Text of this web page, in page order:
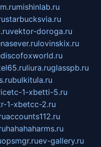
mishinlab.ru
starbucksvia.ru
vektor-doroga.ru
lovinskix.ru
discofoxworld.ru
liura.ruglasspb.ru
bulkitula.ru
1-xbetti-5.ru
1-xbetcc-2.ru
accounts112.ru
hahahaharms.ru
opsmgr.ruev-gallery.ru